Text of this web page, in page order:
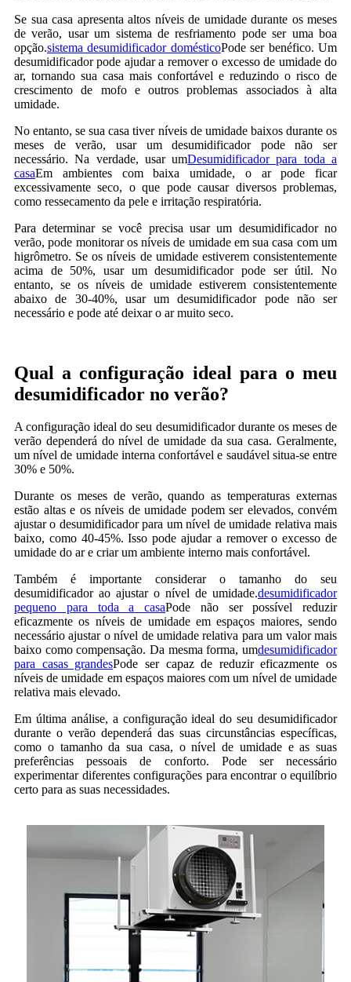
Se sua casa apresenta altos níveis de umidade durante os meses
de verão, usar um sistema de resfriamento pode ser uma boa
opção.sistema desumidificador domésticoPode ser benéfico. Um
desumidificador pode ajudar a remover o excesso de umidade do
ar, tornando sua casa mais confortável e reduzindo o risco de
crescimento de mofo e outros problemas associados à alta
umidade.
No entanto, se sua casa tiver níveis de umidade baixos durante os
meses de verão, usar um desumidificador pode não ser
necessário. Na verdade, usar umDesumidificador para toda a
casaEm ambientes com baixa umidade, o ar pode ficar
excessivamente seco, o que pode causar diversos problemas,
como ressecamento da pele e irritação respiratória.
Para determinar se você precisa usar um desumidificador no
verão, pode monitorar os níveis de umidade em sua casa com um
higrômetro. Se os níveis de umidade estiverem consistentemente
acima de 50%, usar um desumidificador pode ser útil. No
entanto, se os níveis de umidade estiverem consistentemente
abaixo de 30-40%, usar um desumidificador pode não ser
necessário e pode até deixar o ar muito seco.
Qual a configuração ideal para o meu
desumidificador no verão?
A configuração ideal do seu desumidificador durante os meses de
verão dependerá do nível de umidade da sua casa. Geralmente,
um nível de umidade interna confortável e saudável situa-se entre
30% e 50%.
Durante os meses de verão, quando as temperaturas externas
estão altas e os níveis de umidade podem ser elevados, convém
ajustar o desumidificador para um nível de umidade relativa mais
baixo, como 40-45%. Isso pode ajudar a remover o excesso de
umidade do ar e criar um ambiente interno mais confortável.
Também é importante considerar o tamanho do seu
desumidificador ao ajustar o nível de umidade.desumidificador
pequeno para toda a casaPode não ser possível reduzir
eficazmente os níveis de umidade em espaços maiores, sendo
necessário ajustar o nível de umidade relativa para um valor mais
baixo como compensação. Da mesma forma, umdesumidificador
para casas grandesPode ser capaz de reduzir eficazmente os
níveis de umidade em espaços maiores com um nível de umidade
relativa mais elevado.
Em última análise, a configuração ideal do seu desumidificador
durante o verão dependerá das suas circunstâncias específicas,
como o tamanho da sua casa, o nível de umidade e as suas
preferências pessoais de conforto. Pode ser necessário
experimentar diferentes configurações para encontrar o equilíbrio
certo para as suas necessidades.